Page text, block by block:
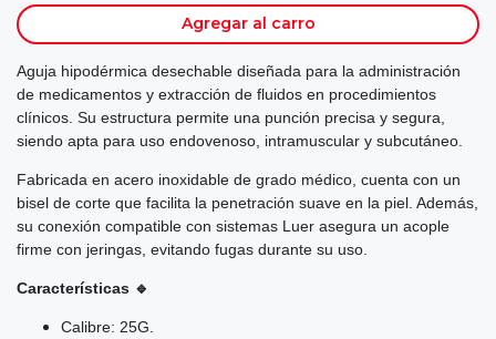
Agregar al carro
Aguja hipodérmica desechable diseñada para la administración
de medicamentos y extracción de fluidos en procedimientos
clínicos. Su estructura permite una punción precisa y segura,
siendo apta para uso endovenoso, intramuscular y subcutáneo.
Fabricada en acero inoxidable de grado médico, cuenta con un
bisel de corte que facilita la penetración suave en la piel. Además,
su conexión compatible con sistemas Luer asegura un acople
firme con jeringas, evitando fugas durante su uso.
Características 🔹
Calibre: 25G.